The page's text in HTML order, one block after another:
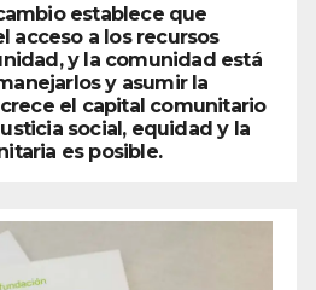
establece que
acceso a los recursos
y la comunidad está
y asumir la
el capital comunitario
social, equidad y la
es posible.